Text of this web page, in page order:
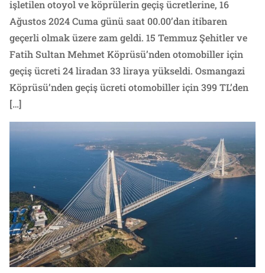
işletilen otoyol ve köprülerin geçiş ücretlerine, 16
Ağustos 2024 Cuma günü saat 00.00’dan itibaren
geçerli olmak üzere zam geldi. 15 Temmuz Şehitler ve
Fatih Sultan Mehmet Köprüsü’nden otomobiller için
geçiş ücreti 24 liradan 33 liraya yükseldi. Osmangazi
Köprüsü’nden geçiş ücreti otomobiller için 399 TL’den
[…]